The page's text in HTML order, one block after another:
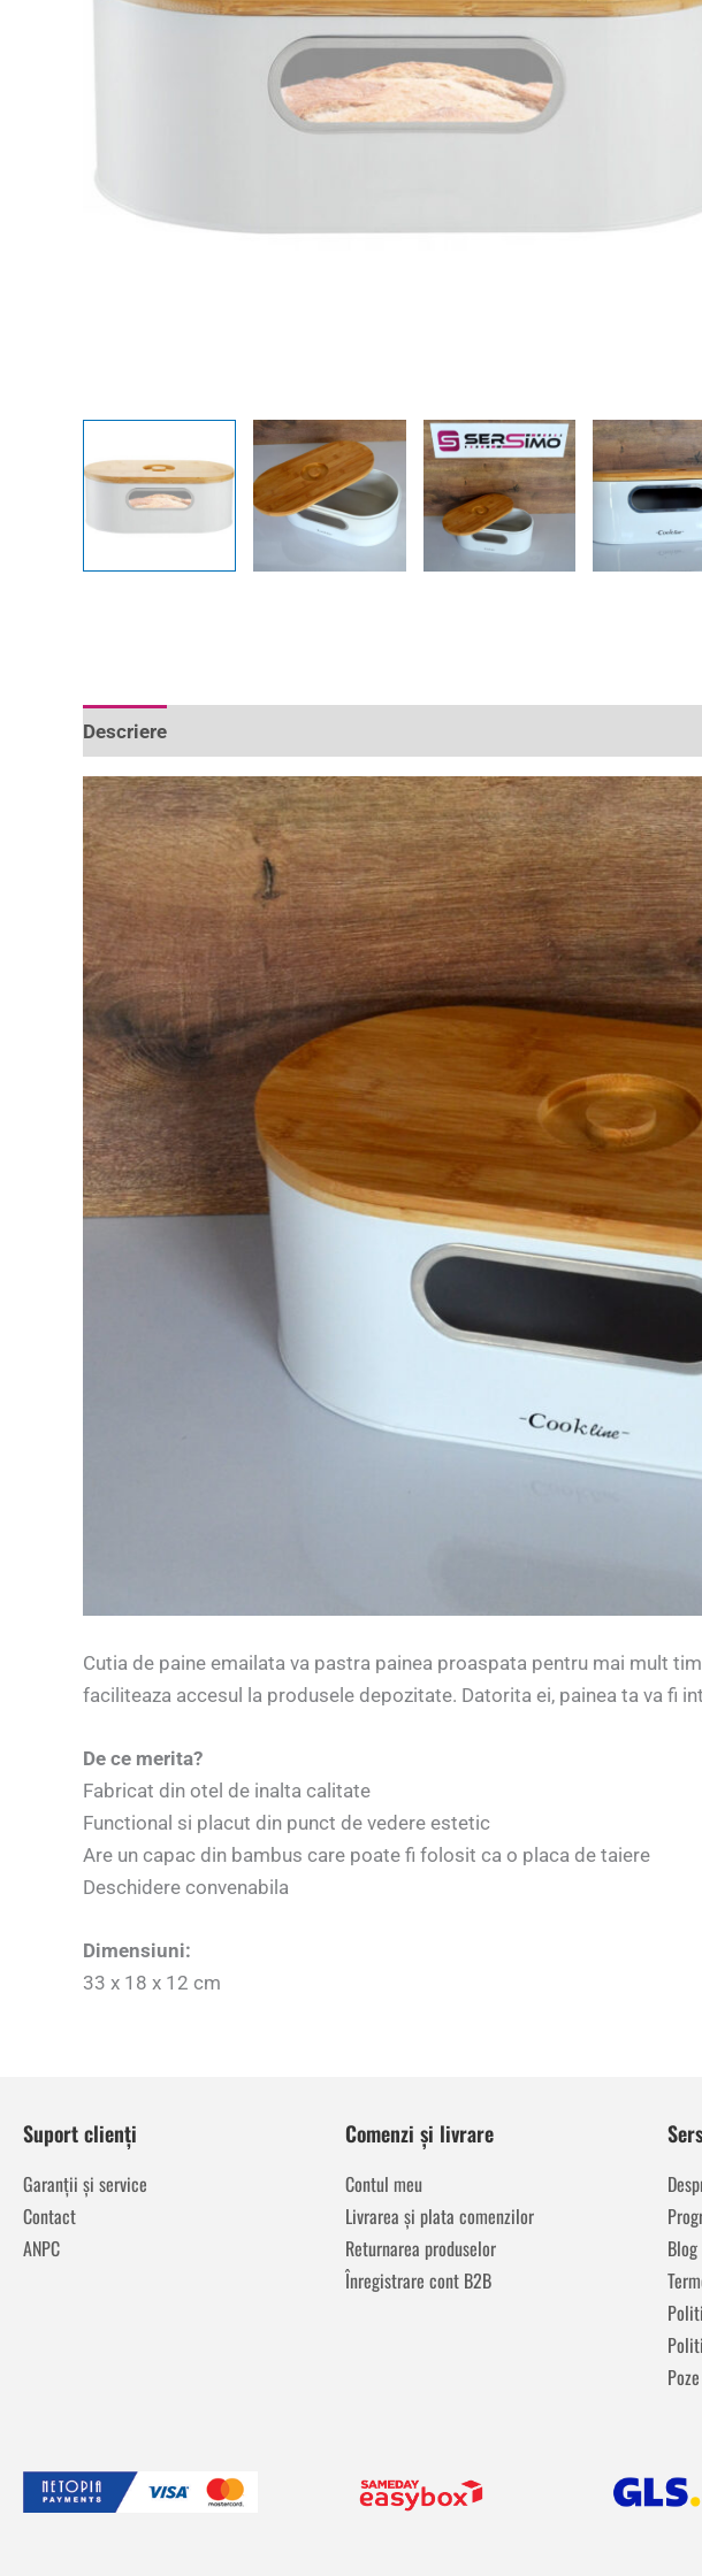
Descriere
Cutia de paine emailata va pastra painea proaspata pentru mai mult
faciliteaza accesul la produsele depozitate. Datorita ei, painea ta va fi
De ce merita?
Fabricat din otel de inalta calitate
Functional si placut din punct de vedere estetic
Are un capac din bambus care poate fi folosit ca o placa de taiere
Deschidere convenabila
Dimensiuni:
33 x 18 x 12 cm
Suport clienți
Garanții și service
Contact
ANPC
Comenzi și livrare
Contul meu
Livrarea și plata comenzilor
Returnarea produselor
Înregistrare cont B2B
Blog